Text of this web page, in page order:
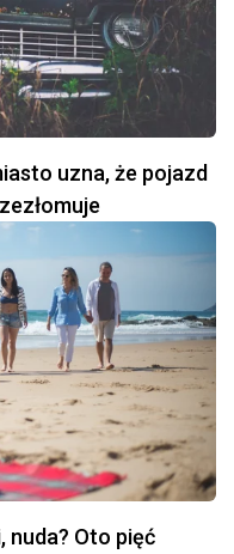
uzna, że pojazd
nuda? Oto pięć